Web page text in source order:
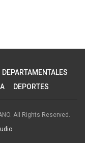
DEPARTAMENTALES
DEPORTES
All Rights Reserved.